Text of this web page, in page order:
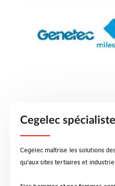
Cegelec
Cegelec maîtrise les solutions
qu’aux sites tertiaires et